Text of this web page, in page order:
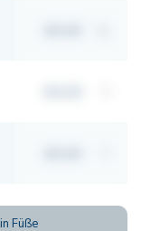
in Füße